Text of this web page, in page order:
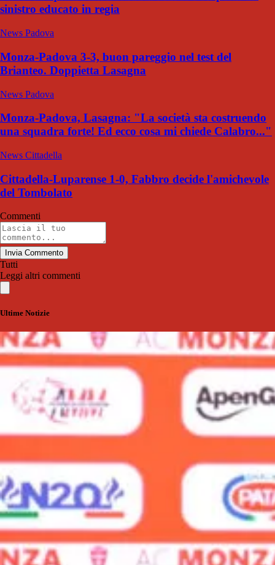
sinistro educato in regia
News Padova
Monza-Padova 3-3, buon pareggio nel test del
Brianteo. Doppietta Lasagna
News Padova
Monza-Padova, Lasagna: "La società sta costruendo
una squadra forte! Ed ecco cosa mi chiede Calabro..."
News Cittadella
Cittadella-Luparense 1-0, Fabbro decide l'amichevole
del Tombolato
Commenti
Invia Commento
Tutti
Leggi altri commenti
Ultime Notizie